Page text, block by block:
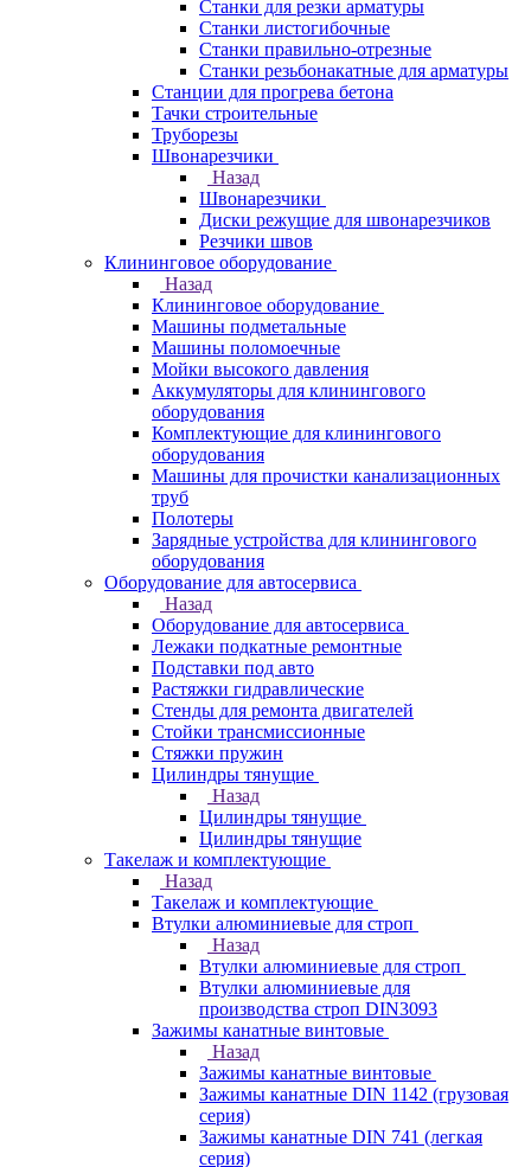
Станки для резки арматуры
Станки листогибочные
Станки правильно-отрезные
Станки резьбонакатные для арматуры
Станции для прогрева бетона
Тачки строительные
Труборезы
Швонарезчики
Назад
Швонарезчики
Диски режущие для швонарезчиков
Резчики швов
Клининговое оборудование
Назад
Клининговое оборудование
Машины подметальные
Машины поломоечные
Мойки высокого давления
Аккумуляторы для клинингового
оборудования
Комплектующие для клинингового
оборудования
Машины для прочистки канализационных
труб
Полотеры
Зарядные устройства для клинингового
оборудования
Оборудование для автосервиса
Назад
Оборудование для автосервиса
Лежаки подкатные ремонтные
Подставки под авто
Растяжки гидравлические
Стенды для ремонта двигателей
Стойки трансмиссионные
Стяжки пружин
Цилиндры тянущие
Назад
Цилиндры тянущие
Цилиндры тянущие
Такелаж и комплектующие
Назад
Такелаж и комплектующие
Втулки алюминиевые для строп
Назад
Втулки алюминиевые для строп
Втулки алюминиевые для
производства строп DIN3093
Зажимы канатные винтовые
Назад
Зажимы канатные винтовые
Зажимы канатные DIN 1142 (грузовая
серия)
Зажимы канатные DIN 741 (легкая
серия)